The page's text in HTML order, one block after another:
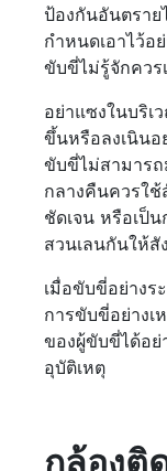
ป้องกันอันตราย
กำหนดเอาไว้อ
ขับขี่ไม่รู้จักควร
อย่าแซงในบริเ
ขึ้นหรือลงเนินอ
ขับขี่ไม่สามารถ
กลางคืนควรใ
ชัดเจน หรือเป็
สวนเลนกันให้สั
เมื่อขับขี่อย่างร
การขับขี่อย่างเ
ของผู้ขับขี่ได้อย่
อุบัติเหตุ
กล้องติ